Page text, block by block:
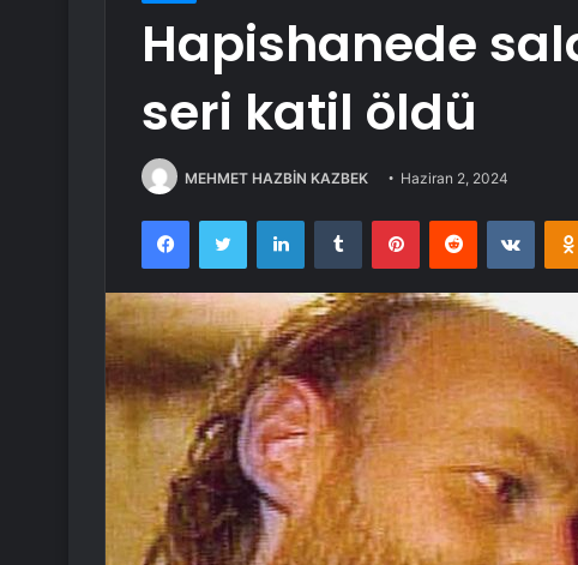
Hapishanede
seri katil öldü
MEHMET HAZBİN KAZBEK Haziran 2, 2024
FacebookTwitter LinkedInTumblr PinterestReddit